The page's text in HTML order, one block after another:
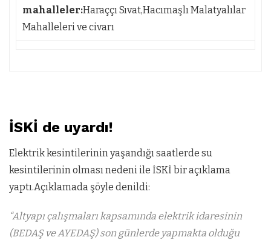
mahalleler:Haraççı Sıvat,Hacımaşlı Malatyalılar
Mahalleleri ve civarı
İSKİ de uyardı!
Elektrik kesintilerinin yaşandığı saatlerde su
kesintilerinin olması nedeni ile İSKİ bir açıklama
yaptı.Açıklamada şöyle denildi:
“Altyapı çalışmaları kapsamında elektrik idaresinin
(BEDAŞ ve AYEDAŞ) son günlerde yapmakta olduğu